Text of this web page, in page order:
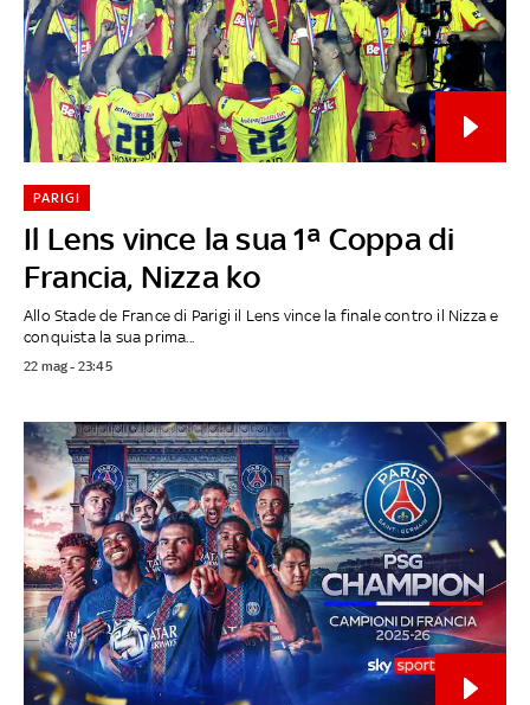
Il Lens vince la sua 1ª Coppa di
Francia, Nizza ko
PARIGI
Allo Stade de France di Parigi il Lens vince la finale contro il Nizza e
conquista la sua prima...
22 mag - 23:45